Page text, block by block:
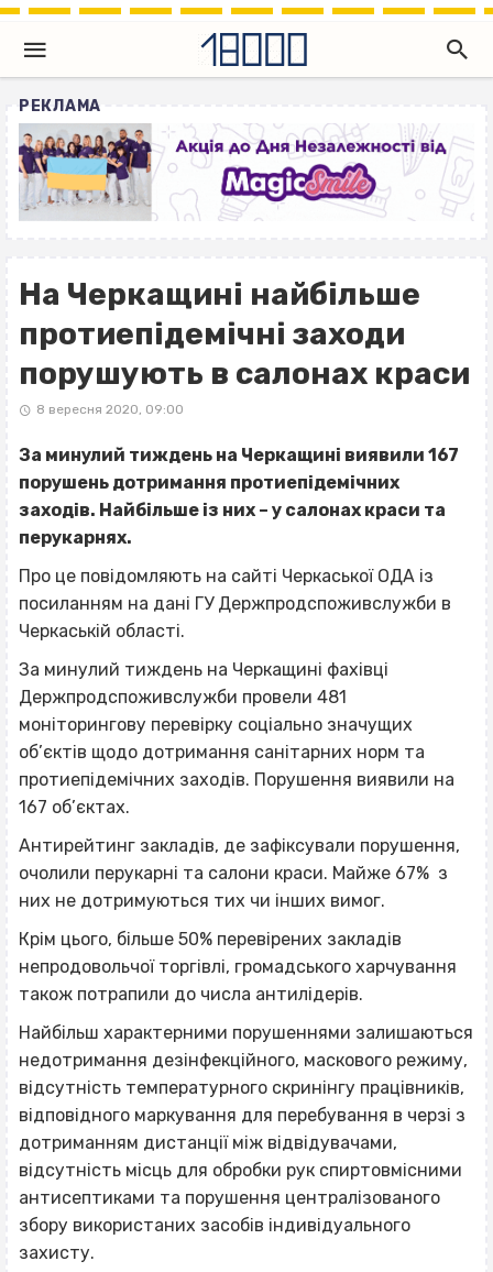
РЕКЛАМА
На Черкащині найбільше
протиепідемічні заходи
порушують в салонах краси
8 вересня 2020, 09:00
За минулий тиждень на Черкащині виявили 167
порушень дотримання протиепідемічних
заходів. Найбільше із них – у салонах краси та
перукарнях.
Про це повідомляють на сайті Черкаської ОДА із
посиланням на дані ГУ Держпродспоживслужби в
Черкаській області.
За минулий тиждень на Черкащині фахівці
Держпродспоживслужби провели 481
моніторингову перевірку соціально значущих
об’єктів щодо дотримання санітарних норм та
протиепідемічних заходів. Порушення виявили на
167 об’єктах.
Антирейтинг закладів, де зафіксували порушення,
очолили перукарні та салони краси. Майже 67% з
них не дотримуються тих чи інших вимог.
Крім цього, більше 50% перевірених закладів
непродовольчої торгівлі, громадського харчування
також потрапили до числа антилідерів.
Найбільш характерними порушеннями залишаються
недотримання дезінфекційного, маскового режиму,
відсутність температурного скринінгу працівників,
відповідного маркування для перебування в черзі з
дотриманням дистанції між відвідувачами,
відсутність місць для обробки рук спиртовмісними
антисептиками та порушення централізованого
збору використаних засобів індивідуального
захисту.